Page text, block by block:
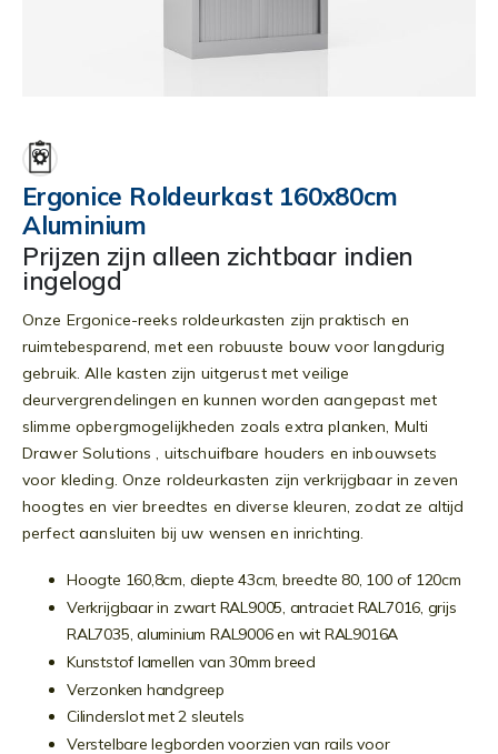
het
begin
van
de
afbeeldingen-
gallerij
Ergonice Roldeurkast 160x80cm
Aluminium
Prijzen zijn alleen zichtbaar indien
ingelogd
Onze Ergonice-reeks roldeurkasten zijn praktisch en
ruimtebesparend, met een robuuste bouw voor langdurig
gebruik. Alle kasten zijn uitgerust met veilige
deurvergrendelingen en kunnen worden aangepast met
slimme opbergmogelijkheden zoals extra planken, Multi
Drawer Solutions , uitschuifbare houders en inbouwsets
voor kleding. Onze roldeurkasten zijn verkrijgbaar in zeven
hoogtes en vier breedtes en diverse kleuren, zodat ze altijd
perfect aansluiten bij uw wensen en inrichting.
Hoogte 160,8cm, diepte 43cm, breedte 80, 100 of 120cm
Verkrijgbaar in zwart RAL9005, antraciet RAL7016, grijs
RAL7035, aluminium RAL9006 en wit RAL9016A
Kunststof lamellen van 30mm breed
Verzonken handgreep
Cilinderslot met 2 sleutels
Verstelbare legborden voorzien van rails voor